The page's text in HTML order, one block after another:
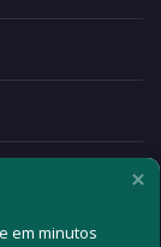
em minutos